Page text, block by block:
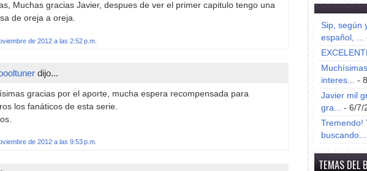
Muchas gracias Javier, despues de ver el primer capitulo tengo una
de oreja a oreja.
de 2012 a las 2:52 p.m.
dijo...
gracias por el aporte, mucha espera recompensada para
los fanáticos de esta serie.
de 2012 a las 9:53 p.m.
Sip, según
español, ...
interes... -
Javier mil
gra... - 6/7/
Tremendo!
buscando...
TEMAS DEL